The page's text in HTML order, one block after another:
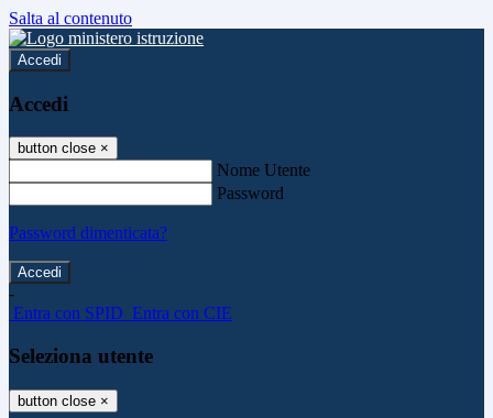
Salta al contenuto
Accedi
Accedi
button close ×
Nome Utente
Password
Password dimenticata?
-
Entra con SPID Entra con CIE
Seleziona utente
button close ×